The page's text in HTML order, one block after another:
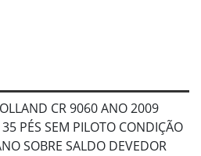
CR 9060 ANO 2009
PÉS SEM PILOTO CONDIÇÃO
SOBRE SALDO DEVEDOR